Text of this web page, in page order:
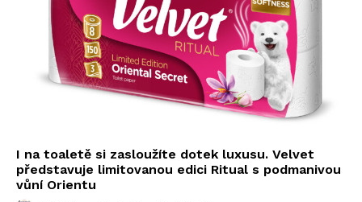
I na toaletě si zasloužíte dotek luxusu. Velvet
představuje limitovanou edici Ritual s podmanivou
vůní Orientu